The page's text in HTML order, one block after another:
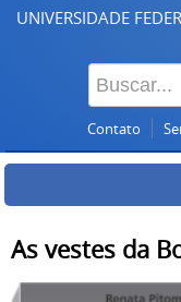
UNIVERSIDADE
Contato
As vestes da